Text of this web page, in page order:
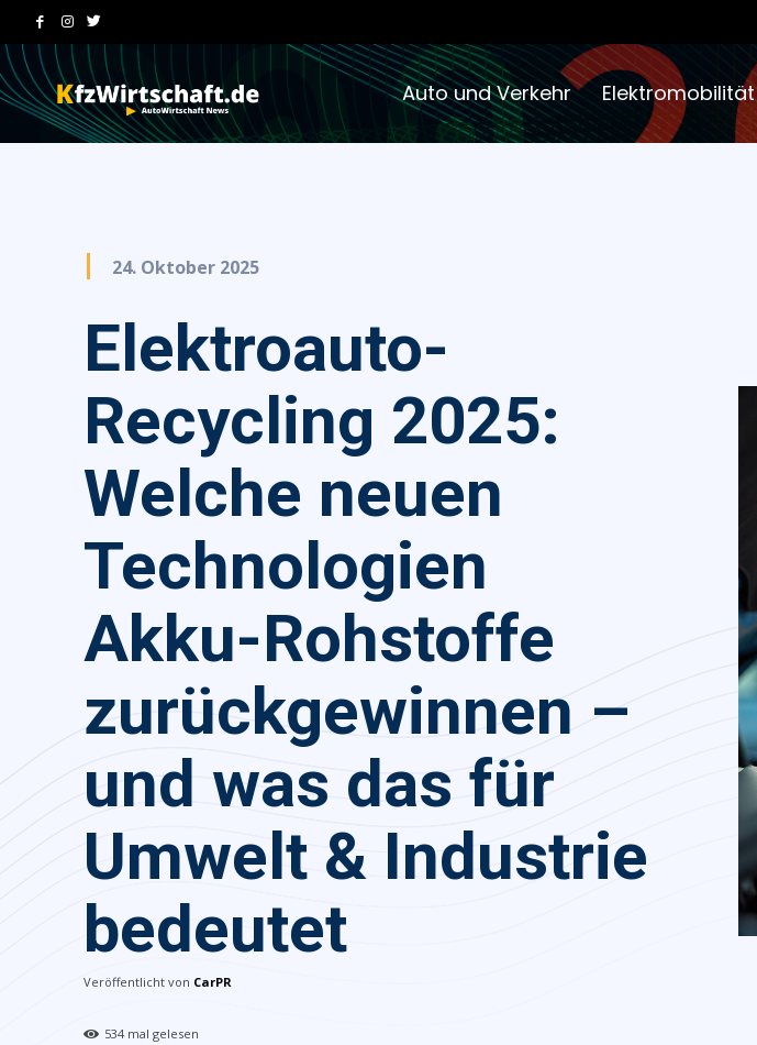
Auto und Verkehr Elektromobilität
24. Oktober 2025
Elektroauto-
Recycling 2025:
Welche neuen
Technologien
Akku-Rohstoffe
zurückgewinnen –
und was das für
Umwelt & Industrie
bedeutet
Veröffentlicht von CarPR
534 mal gelesen